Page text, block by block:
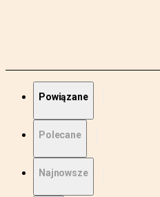
Powiązane
Polecane
Najnowsze